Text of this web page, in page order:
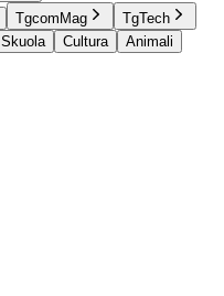
TgcomMag
TgTech
Skuola Cultura
Animali